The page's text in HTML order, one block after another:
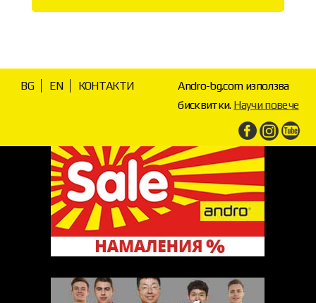
BG EN КОНТАКТИ
Andro-bg.com използва
бисквитки. Научи повече